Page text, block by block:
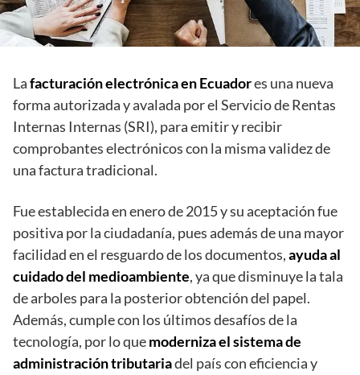
Lafacturación electrónica en Ecuadores una nueva
forma autorizada y avalada por el Servicio de Rentas
Internas Internas (SRI), para emitir y recibir
comprobantes electrónicos con la misma validez de
una factura tradicional.
Fue establecida en enero de 2015 y su aceptación fue
positiva por la ciudadanía, pues además de una mayor
facilidad en el resguardo de los documentos,ayuda al
cuidado del medioambiente, ya que disminuye la tala
de arboles para la posterior obtención del papel.
Además, cumple con los últimos desafíos de la
tecnología, por lo quemoderniza el sistema de
administración tributariadel país con eficiencia y